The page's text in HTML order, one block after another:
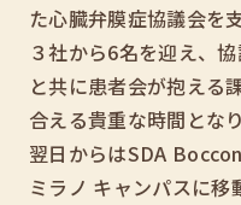
た心臓弁膜症協議会を
３社から6名を迎え、
と共に患者会が抱える
合える貴重な時間とな
翌日からはSDA
ミラノ キャンパスに移